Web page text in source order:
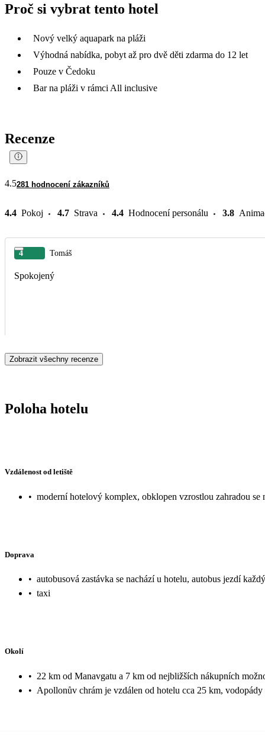
Proč si vybrat tento hotel
Nový velký aquapark na pláži
Výhodná nabídka, pobyt až pro dvě děti zdarma do 12 let
Pouze v Čedoku
Bar na pláži v rámci All inclusive
Recenze
4.5281 hodnocení zákazníků
4.4 Pokoj 4.7 Strava 4.4 Hodnocení personálu 3.8
4 Tomáš
Spokojený
Zobrazit všechny recenze
Poloha hotelu
Vzdálenost od letiště
• moderní hotelový komplex, obklopen vzrostlou zahradou
Doprava
• autobusová zastávka se nachází u hotelu, autobus jezdí
• taxi
Okolí
• 22 km od Manavgatu a 7 km od nejbližších nákupních
• Apollonův chrám je vzdálen od hotelu cca 25 km,